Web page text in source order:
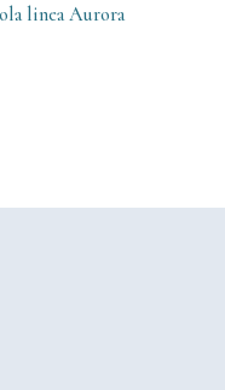
linea Aurora